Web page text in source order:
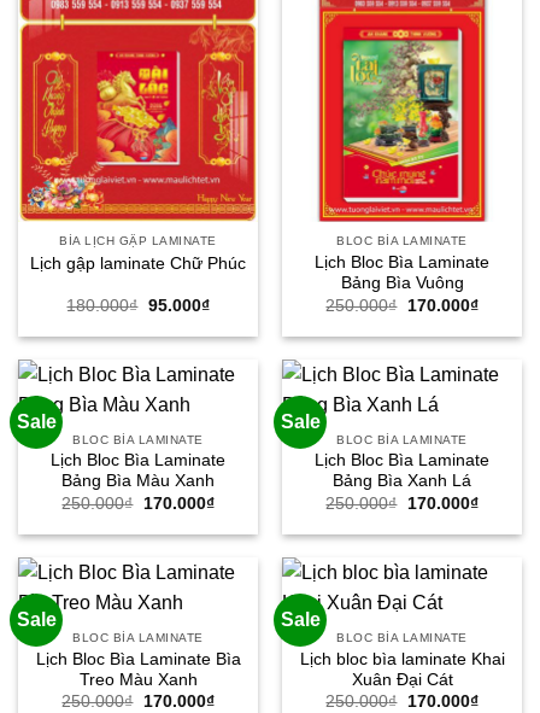
BÌA LỊCH GẬP LAMINATE
Lịch gập laminate Chữ Phúc
180.000₫ Giá
là:
95.000₫Giá
tại
95.000₫.
BLOC BÌA LAMINATE
Lịch Bloc Bìa Laminate
Bảng Bìa Vuông
250.000₫
Giá
là:
170.000₫Giá
tại
Sale
BLOC BÌA LAMINATE
Lịch Bloc Bìa Laminate
Bảng Bìa Màu Xanh
250.000₫
Giá
là:
170.000₫Giá
tại
170.000₫.
Sale
BLOC BÌA LAMINATE
Lịch Bloc Bìa Laminate
Bảng Bìa Xanh Lá
250.000₫
Giá
là:
170.000₫Giá
tại
Sale
BLOC BÌA LAMINATE
Lịch Bloc Bìa Laminate Bìa
Treo Màu Xanh
250.000₫
Giá
170.000₫Giá
Sale
BLOC BÌA LAMINATE
Lịch bloc bìa laminate Khai
Xuân Đại Cát
250.000₫
Giá
170.000₫Giá